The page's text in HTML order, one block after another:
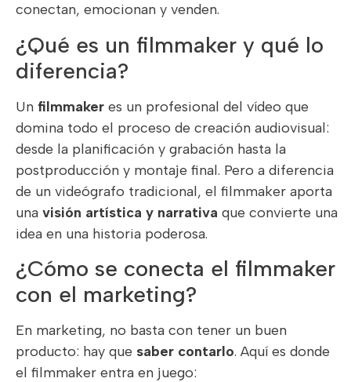
conectan, emocionan y venden.
¿Qué es un filmmaker y qué lo
diferencia?
Un filmmaker es un profesional del vídeo que
domina todo el proceso de creación audiovisual:
desde la planificación y grabación hasta la
postproducción y montaje final. Pero a diferencia
de un videógrafo tradicional, el filmmaker aporta
una visión artística y narrativa que convierte una
idea en una historia poderosa.
¿Cómo se conecta el filmmaker
con el marketing?
En marketing, no basta con tener un buen
producto: hay que saber contarlo. Aquí es donde
el filmmaker entra en juego: